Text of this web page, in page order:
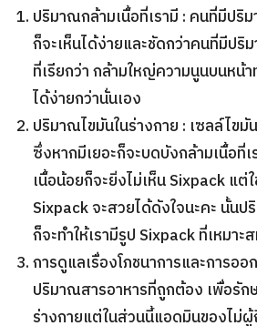
ปริมาณกล้ามเนื้อที่เรามี : คนที่มีปริ
ก็จะเห็นได้ง่ายและชัดกว่าคนที่มีปริ
ที่เรียกว่า กล้ามใหญ่ความนูนบนหน้
ได้ง่ายกว่านั่นเอง
ปริมาณไขมันในร่างกาย : เซลล์ไขมั
ซึ่งหากมีเยอะก็จะบดบังกล้ามเนื้อที่
เนื้อน้อยก็จะยิ่งไม่เห็น Sixpack แต่
Sixpack จะสวยได้ดังใจนะคะ นั้นป
ก็จะทำให้เรามีรูป Sixpack ที่เหมาะ
การดูแลเรื่องโภชนาการและการออ
ปริมาณสารอาหารที่ถูกต้อง เพื่อรัก
ร่างกายแต่ในส่วนนี้แอดมินของไม่ผู้